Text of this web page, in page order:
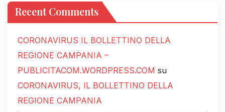
Recent Comments
CORONAVIRUS IL BOLLETTINO DELLA
REGIONE CAMPANIA –
PUBLICITACOM.WORDPRESS.COM su
CORONAVIRUS, IL BOLLETTINO DELLA
REGIONE CAMPANIA